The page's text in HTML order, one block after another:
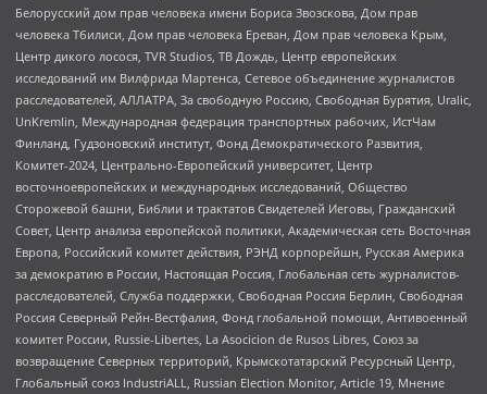
Белорусский дом прав человека имени Бориса Звозскова, Дом прав
человека Тбилиси, Дом прав человека Ереван, Дом прав человека Крым,
Центр дикого лосося, TVR Studios, ТВ Дождь, Центр европейских
исследований им Вилфрида Мартенса, Сетевое объединение журналистов
расследователей, АЛЛАТРА, За свободную Россию, Свободная Бурятия, Uralic,
UnKremlin, Международная федерация транспортных рабочих, ИстЧам
Финланд, Гудзоновский институт, Фонд Демократического Развития,
Комитет-2024, Центрально-Европейский университет, Центр
восточноевропейских и международных исследований, Общество
Сторожевой башни, Библии и трактатов Свидетелей Иеговы, Гражданский
Совет, Центр анализа европейской политики, Академическая сеть Восточная
Европа, Российский комитет действия, РЭНД корпорейшн, Русская Америка
за демократию в России, Настоящая Россия, Глобальная сеть журналистов-
расследователей, Служба поддержки, Свободная Россия Берлин, Свободная
Россия Северный Рейн-Вестфалия, Фонд глобальной помощи, Антивоенный
комитет России, Russie-Libertes, La Asocicion de Rusos Libres, Союз за
возвращение Северных территорий, Крымскотатарский Ресурсный Центр,
Глобальный союз IndustriALL, Russian Election Monitor, Article 19, Мнение